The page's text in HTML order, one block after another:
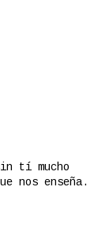
tí mucho
nos enseña.